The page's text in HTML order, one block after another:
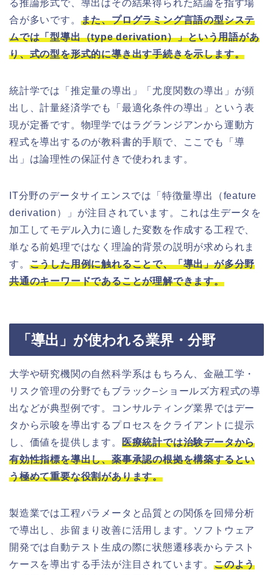
る推論形式で、導出はその結果得られた結論を指す場
合が多いです。 また、プログラミング言語の型システ
ムでは「型導出（type derivation）」という用語があ
り、式の型を形式的に導き出す手続きを示します。
統計学では「推定量の導出」「尤度関数の導出」が頻
出し、計量経済学でも「最適化条件の導出」という表
現が定番です。物理学ではラグランジアンから運動方
程式を導出するのが教科書的手順で、ここでも「導
出」は論理性の保証付きで使われます。
IT分野のデータサイエンスでは「特徴量導出（feature
derivation）」が注目されています。これは生データを
加工してモデル入力に適した変数を作成する工程で、
単なる前処理ではなく理論的背景の説明が求められま
す。 こうした用例に触れることで、「導出」が多分野
共通のキーワードであることが理解できます。
「導出」が使われる業界・分野
大学や研究機関の自然科学系はもちろん、金融工学・
リスク管理の分野でもブラック–ショールズ方程式の導
出などが典型例です。コンサルティング業界ではデー
タから示唆を導出するプロセスをクライアントに提示
し、価値を提供します。 医療統計では治験データから
有効性指標を導出し、薬事承認の根拠を構築するとい
う極めて重要な役割があります。
製造業では工程パラメータと品質との関係を回帰分析
で導出し、歩留まり改善に活用します。ソフトウェア
開発では自動テスト生成の際に状態遷移表からテスト
ケースを導出する手法が注目されています。 このよう